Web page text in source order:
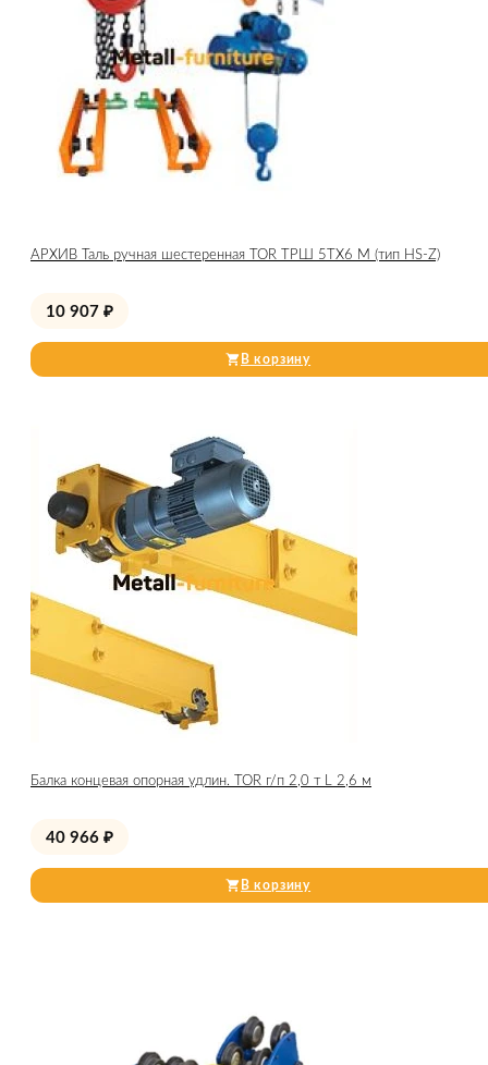
АРХИВ Таль ручная шестеренная TOR ТРШ 5ТХ6 М (тип HS-Z)
10 907 ₽
В корзину
Балка концевая опорная удлин. TOR г/п 2,0 т L 2,6 м
40 966 ₽
В корзину